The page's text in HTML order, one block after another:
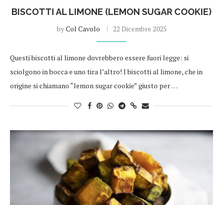
BISCOTTI AL LIMONE (LEMON SUGAR COOKIE)
byCol Cavolo 22 Dicembre 2025
Questi biscotti al limone dovrebbero essere fuori legge: si
sciolgono in bocca e uno tira l’altro! I biscotti al limone, che in
origine si chiamano “lemon sugar cookie” giusto per …